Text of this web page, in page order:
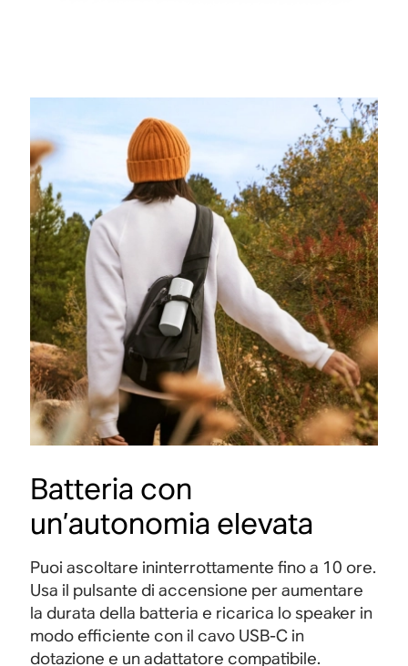
Batteria con
un’autonomia elevata
Puoi ascoltare ininterrottamente fino a 10 ore.
Usa il pulsante di accensione per aumentare
la durata della batteria e ricarica lo speaker in
modo efficiente con il cavo USB-C in
dotazione e un adattatore compatibile.